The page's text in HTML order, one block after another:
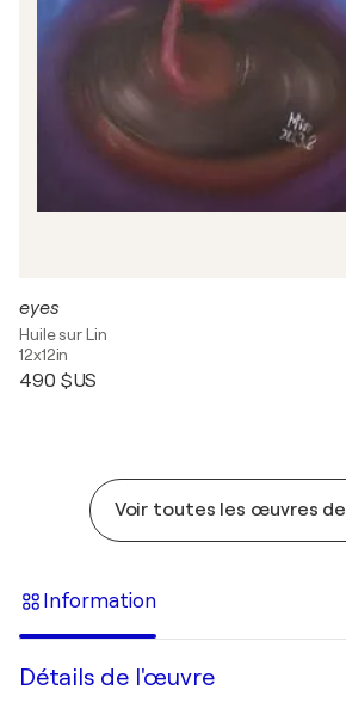
eyes
Huile sur Lin
12x12in
490 $US
Voir toutes les œuvres de
Information
Détails de l'œuvre